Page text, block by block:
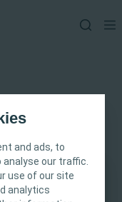
and ads, to
our traffic.
use of our site
analytics
a